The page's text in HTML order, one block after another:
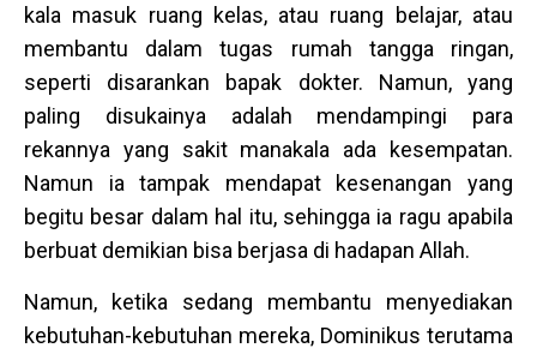
kala masuk ruang kelas, atau ruang belajar, atau
membantu dalam tugas rumah tangga ringan,
seperti disarankan bapak dokter. Namun, yang
paling disukainya adalah mendampingi para
rekannya yang sakit manakala ada kesempatan.
Namun ia tampak mendapat kesenangan yang
begitu besar dalam hal itu, sehingga ia ragu apabila
berbuat demikian bisa berjasa di hadapan Allah.
Namun, ketika sedang membantu menyediakan
kebutuhan-kebutuhan mereka, Dominikus terutama